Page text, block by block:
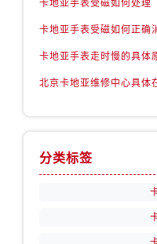
卡地亚手表受磁如何处理
卡地亚手表受磁如何正确
卡地亚手表走时慢的具体
北京卡地亚维修中心具体
分类标签